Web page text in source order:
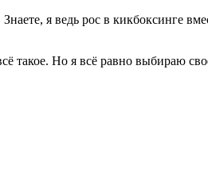
я ведь рос в кикбоксинге
такое. Но я всё равно выбираю